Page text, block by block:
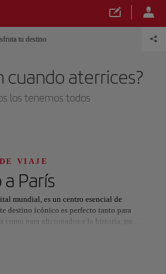
tu destino
cuando aterrices?
los tenemos todos
VIAJE
próximo destino
VIAJE
a París
mundial, es un centro esencial de
destino icónico es perfecto tanto para
como para aficionados a la historia, pues
mundial e impresionantes monumentos